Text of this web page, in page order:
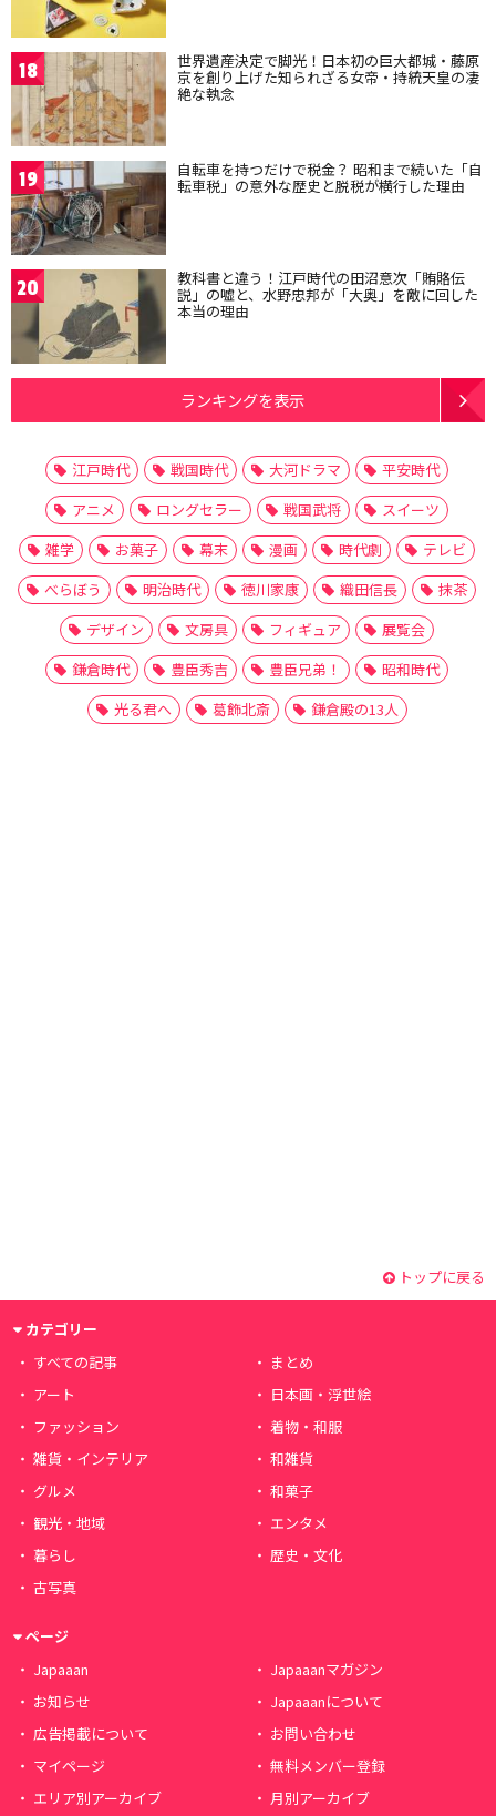
18 世界遺産決定で脚光！日本初の巨大都城・藤原
京を創り上げた知られざる女帝・持統天皇の凄
絶な執念
19 自転車を持つだけで税金？ 昭和まで続いた「自
転車税」の意外な歴史と脱税が横行した理由
20 教科書と違う！江戸時代の田沼意次「賄賂伝
説」の嘘と、水野忠邦が「大奥」を敵に回した
本当の理由
ランキングを表示
江戸時代 戦国時代 大河ドラマ
平安時代
アニメ
ロングセラー 戦国武将
スイーツ
雑学
お菓子 幕末 漫画 時代劇
テレビ
べらぼう
明治時代 徳川家康 織田信長
抹茶
デザイン
文房具 フィギュア
展覧会
鎌倉時代
豊臣秀吉 豊臣兄弟！
昭和時代
光る君へ
葛飾北斎 鎌倉殿の13人
トップに戻る
カテゴリー
すべての記事
まとめ
アート
日本画・浮世絵
ファッション
着物・和服
雑貨・インテリア
和雑貨
グルメ
和菓子
観光・地域
エンタメ
暮らし
歴史・文化
古写真
ページ
Japaaan
Japaaanマガジン
お知らせ
Japaaanについて
広告掲載について
お問い合わせ
マイページ
無料メンバー登録
エリア別アーカイブ
月別アーカイブ